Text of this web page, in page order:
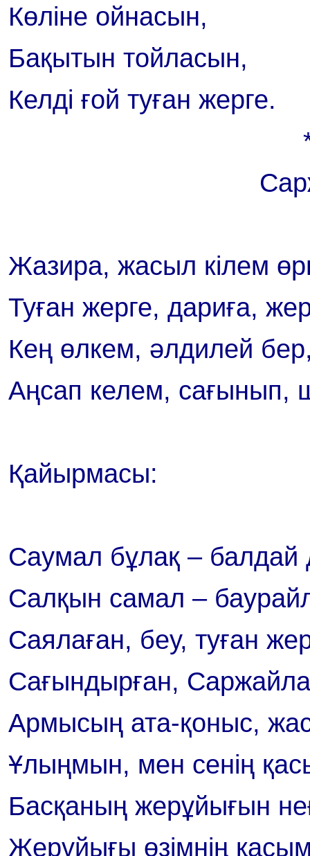
Көліне ойнасын,
Бақытын тойласын,
Келді ғой туған жерге.
Жазира, жасыл кілем
Туған жерге, дариға,
Кең өлкем, әлдилей
Аңсап келем, сағынып,
Қайырмасы:
Саумал бұлақ – балдай
Салқын самал –
Саялаған, беу, туған
Сағындырған,
Армысың ата-қоныс,
Ұлыңмын, мен сенің
Басқаның жерұйығын
Жерұйығы өзімнің